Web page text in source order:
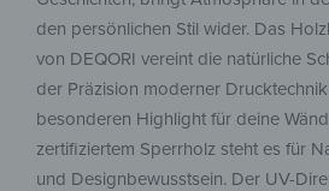
den persönlichen Stil wider. Das
von DEQORI vereint die natürliche
der Präzision moderner
besonderen Highlight für deine
zertifiziertem Sperrholz steht es für
und Designbewusstsein. Der UV-